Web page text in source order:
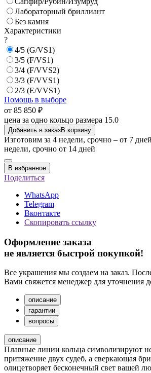
Лабораторный бриллиант
Без камня
Характеристики
?
4/5 (G/VS1)
3/5 (F/VS1)
3/4 (F/VVS2)
3/3 (F/VVS1)
2/3 (E/VVS1)
Помощь в выборе
от 85 850 ₽
цена за одно кольцо размера 15.0
Добавить в заказВ корзину
Изготовим за 4 недели, срочно – от 7 дней
недели, срочно от 14 дней
В избранное
Поделиться
WhatsApp
Telegram
Вконтакте
Скопировать ссылку
Оформление заказа
не является быстрой покупкой!
Все украшения мы создаем на заказ.
Вами свяжется менеджер для уточнения
описание
гарантии
вопросы
описание
Плавные линии кольца символизируют
притяжение двух судеб, а сверкающая
олицетворяет бесконечный свет вашей